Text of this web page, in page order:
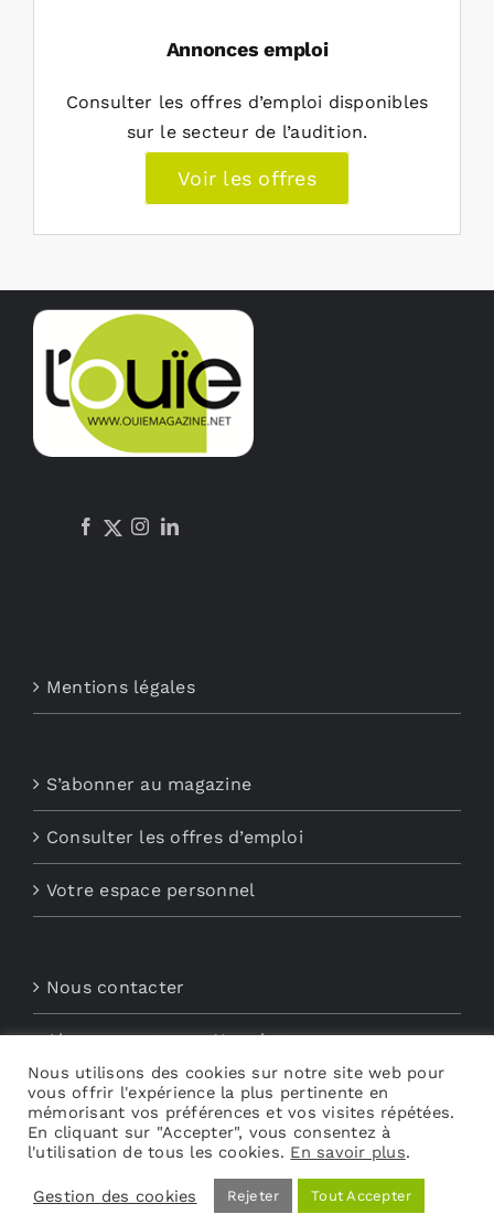
Annonces emploi
Consulter les offres d’emploi disponibles
sur le secteur de l’audition.
Voir les offres
Mentions légales
S’abonner au magazine
Consulter les offres d’emploi
Votre espace personnel
Nous contacter
Abonnements aux Newsletters
Découvrez My Audio
Nous utilisons des cookies sur notre site web pour
vous offrir l'expérience la plus pertinente en
mémorisant vos préférences et vos visites répétées.
En cliquant sur "Accepter", vous consentez à
l'utilisation de tous les cookies. En savoir plus.
Gestion des cookies Rejeter Tout Accepter